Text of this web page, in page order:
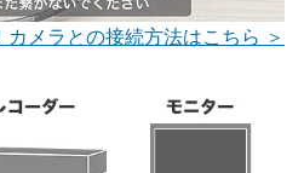
カメラとの接続方法はこちら ＞